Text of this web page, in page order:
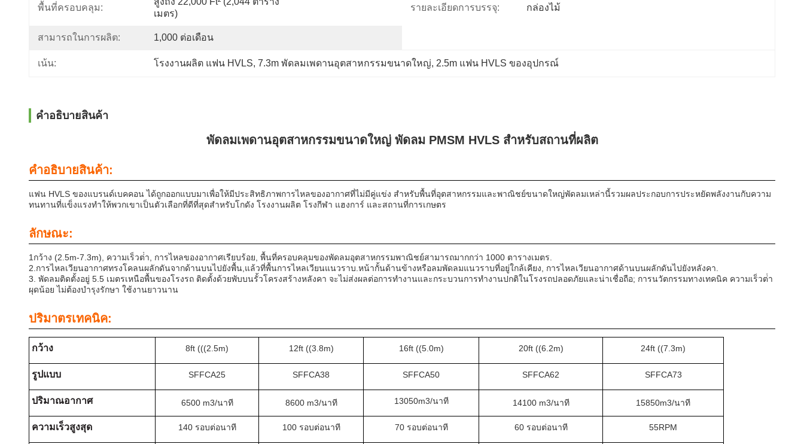
พื้นที่ครอบคลุม:
เมตร)
รายละเอียดการบรรจุ: กล่องไม้
สามารถในการผลิต: 1,000 ต่อเดือน
เน้น: โรงงานผลิต แฟน HVLS, 7.3m พัดลมเพดานอุตสาหกรรมขนาดใหญ่, 2.5m แฟน HVLS ของอุปกรณ์
คําอธิบายสินค้า
พัดลมเพดานอุตสาหกรรมขนาดใหญ่ พัดลม PMSM HVLS สําหรับสถานที่ผลิต
คําอธิบายสินค้า:
แฟน HVLS ของแบรนด์เบคคอน ได้ถูกออกแบบมาเพื่อให้มีประสิทธิภาพการไหลของอากาศที่ไม่มีคู่แข่ง สําหรับพื้นที่อุตสาหกรรมและพาณิชย์ขนาดใหญ่พัดลมเหล่านี้รวมผลประกอบการประหยัดพลังงานกับความ
ทนทานที่แข็งแรงทําให้พวกเขาเป็นตัวเลือกที่ดีที่สุดสําหรับโกดัง โรงงานผลิต โรงกีฬา แฮงการ์ และสถานที่การเกษตร
ลักษณะ:
1กว้าง (2.5m-7.3m), ความเร็วต่ํา, การไหลของอากาศเรียบร้อย, พื้นที่ครอบคลุมของพัดลมอุตสาหกรรมพาณิชย์สามารถมากกว่า 1000 ตารางเมตร.
2.การไหลเวียนอากาศทรงโคลนผลักดันจากด้านบนไปยังพื้น,แล้วที่พื้นการไหลเวียนแนวราบ.หน้ากั้นด้านข้างหรือลมพัดลมแนวราบที่อยู่ใกล้เคียง, การไหลเวียนอากาศด้านบนผลักดันไปยังหลังคา.
3. พัดลมติดตั้งอยู่ 5.5 เมตรเหนือพื้นของโรงรถ ติดตั้งด้วยพับบนรั้วโครงสร้างหลังคา จะไม่ส่งผลต่อการทํางานและกระบวนการทํางานปกติในโรงรถปลอดภัยและน่าเชื่อถือ; การนวัตกรรมทางเทคนิค ความเร็วต่ํา
ผุดน้อย ไม่ต้องบํารุงรักษา ใช้งานยาวนาน
ปริมาตรเทคนิค:
กว้าง 8ft (((2.5m) 12ft ((3.8m) 16ft ((5.0m) 20ft ((6.2m) 24ft ((7.3m)
รูปแบบ SFFCA25 SFFCA38 SFFCA50 SFFCA62 SFFCA73
ปริมาณอากาศ 6500 m3/นาที 8600 m3/นาที 13050m3/นาที 14100 m3/นาที 15850m3/นาที
ความเร็วสูงสุด 140 รอบต่อนาที 100 รอบต่อนาที 70 รอบต่อนาที 60 รอบต่อนาที 55RPM